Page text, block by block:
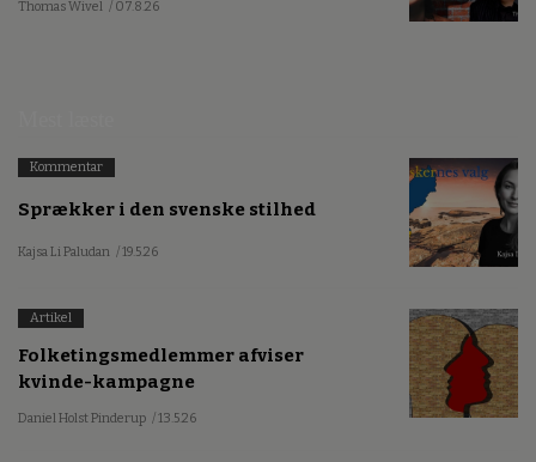
Thomas Wivel / 07.8.26
Kommentar
Sprækker i den svenske stilhed
Kajsa Li Paludan / 19.5.26
Artikel
Folketingsmedlemmer afviser
kvinde-kampagne
Daniel Holst Pinderup / 13.5.26